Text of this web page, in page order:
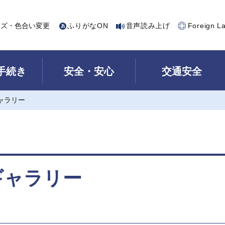
・色合い変更 ふりがなON 音声読み上げ Foreign
続き 安全・安心 交通安全
ラリー
ラリー